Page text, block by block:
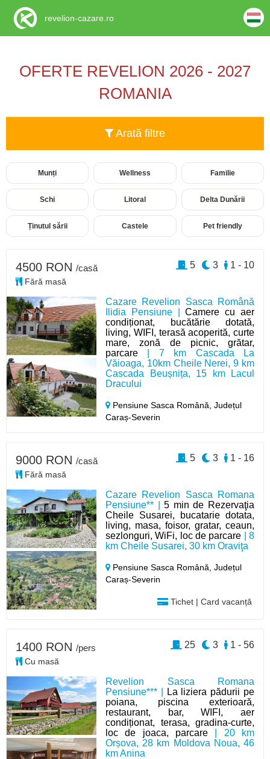
OFERTE REVELION 2026 - 2027
ROMANIA
Arată filtre
Munți Wellness Familie
Schi Litoral Delta Dunării
Ținutul sării Castele Pet friendly
Cazare Revelion Sasca Română
Ilidia Pensiune |Camere cu aer
condiționat, bucătărie dotată,
living, WIFI, terasă acoperită, curte
mare, zonă de picnic, grătar,
parcare | 7 km Cascada La
Văioaga, 10km Cheile Nerei, 9 km
Cascada Beușnița, 15 km Lacul
Dracului
Pensiune Sasca Română,Județul
Caraș-Severin
4500 RON /casă
Fără masă
1 - 10
3
5
Cazare Revelion Sasca Romana
Pensiune** |5 min de Rezervaţia
Cheile Susarei, bucatarie dotata,
living, masa, foisor, gratar, ceaun,
sezlonguri, WiFi, loc de parcare | 8
km Cheile Susarei, 30 km Oraviţa
Pensiune Sasca Română,Județul
Caraș-Severin
Tichet | Card vacanță
9000 RON /casă
Fără masă
1 - 16
3
5
Revelion Sasca Romana
Pensiune*** |
La liziera pădurii pe
poiana, piscina exterioară,
restaurant, bar, WIFI, aer
condiționat, terasa, gradina-curte,
loc de joaca, parcare | 20 km
Orșova, 28 km Moldova Noua, 46
km Anina
1400 RON /pers
Cu masă
1 - 56
3
25
revelion-cazare.ro